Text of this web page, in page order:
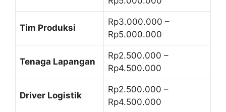
Tim Produksi
Rp3.000.000 –
Rp5.000.000
Tenaga Lapangan
Rp2.500.000 –
Rp4.500.000
Driver Logistik
Rp2.500.000 –
Rp4.500.000